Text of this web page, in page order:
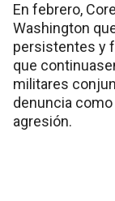
En febrero,
Washington
persistentes y
que
militares
denuncia como
agresión.